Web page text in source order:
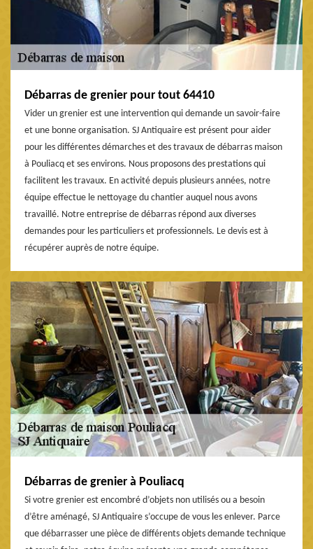
Débarras de grenier pour tout 64410
Vider un grenier est une intervention qui demande un savoir-faire
et une bonne organisation. SJ Antiquaire est présent pour aider
pour les différentes démarches et des travaux de débarras maison
à Pouliacq et ses environs. Nous proposons des prestations qui
facilitent les travaux. En activité depuis plusieurs années, notre
équipe effectue le nettoyage du chantier auquel nous avons
travaillé. Notre entreprise de débarras répond aux diverses
demandes pour les particuliers et professionnels. Le devis est à
récupérer auprès de notre équipe.
Débarras de grenier à Pouliacq
Si votre grenier est encombré d’objets non utilisés ou a besoin
d’être aménagé, SJ Antiquaire s’occupe de vous les enlever. Parce
que débarrasser une pièce de différents objets demande technique